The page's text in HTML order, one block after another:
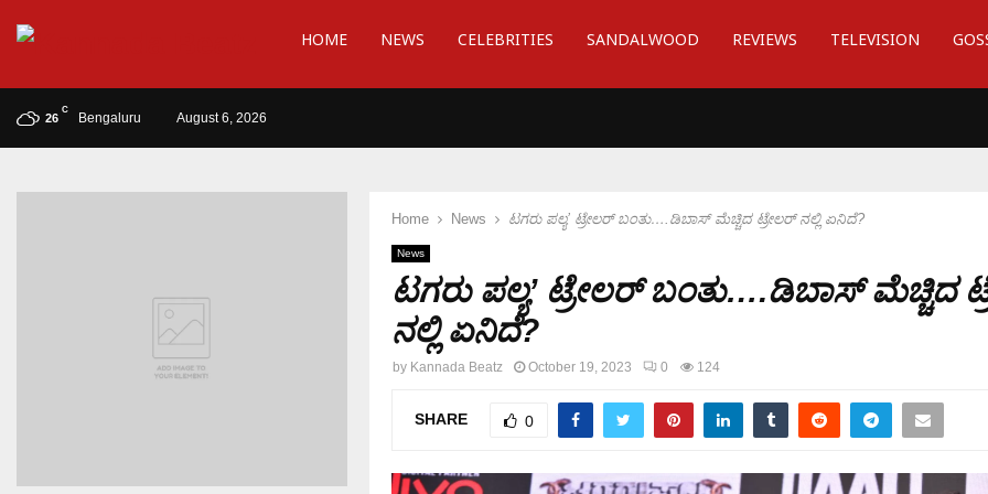
HOME NEWS CELEBRITIES SANDALWOOD REVIEWS TELEVISION
26
C
Bengaluru August 6, 2026
Home News ಟಗರು ಪಲ್ಯ’ ಟ್ರೇಲರ್ ಬಂತು….ಡಿಬಾಸ್ ಮೆಚ್ಚಿದ ಟ್ರೇಲರ್ ನಲ್ಲಿ ಏನಿದೆ?
News
ಟಗರು ಪಲ್ಯ’ ಟ್ರೇಲರ್ ಬಂತು….ಡಿಬಾಸ್ ಮೆಚ್ಚಿದ
ನಲ್ಲಿ ಏನಿದೆ?
by Kannada Beatz October 19, 2023 0 124
SHARE 0